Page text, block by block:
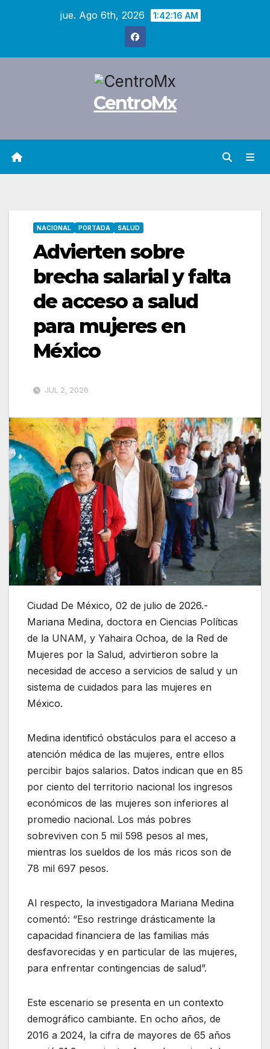
jue. Ago 6th, 2026 1:42:18 AM
CentroMx
NACIONAL PORTADA SALUD
Advierten sobre
brecha salarial y falta
de acceso a salud
para mujeres en
México
JUL 2, 2026
Ciudad De México, 02 de julio de 2026.-
Mariana Medina, doctora en Ciencias Políticas
de la UNAM, y Yahaira Ochoa, de la Red de
Mujeres por la Salud, advirtieron sobre la
necesidad de acceso a servicios de salud y un
sistema de cuidados para las mujeres en
México.
Medina identificó obstáculos para el acceso a
atención médica de las mujeres, entre ellos
percibir bajos salarios. Datos indican que en 85
por ciento del territorio nacional los ingresos
económicos de las mujeres son inferiores al
promedio nacional. Los más pobres
sobreviven con 5 mil 598 pesos al mes,
mientras los sueldos de los más ricos son de
78 mil 697 pesos.
Al respecto, la investigadora Mariana Medina
comentó: “Eso restringe drásticamente la
capacidad financiera de las familias más
desfavorecidas y en particular de las mujeres,
para enfrentar contingencias de salud”.
Este escenario se presenta en un contexto
demográfico cambiante. En ocho años, de
2016 a 2024, la cifra de mayores de 65 años